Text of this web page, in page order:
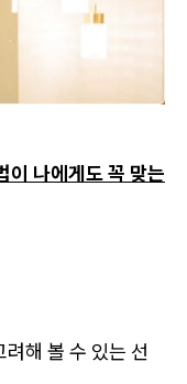
이 나에게도 꼭 맞는
해 볼 수 있는 선